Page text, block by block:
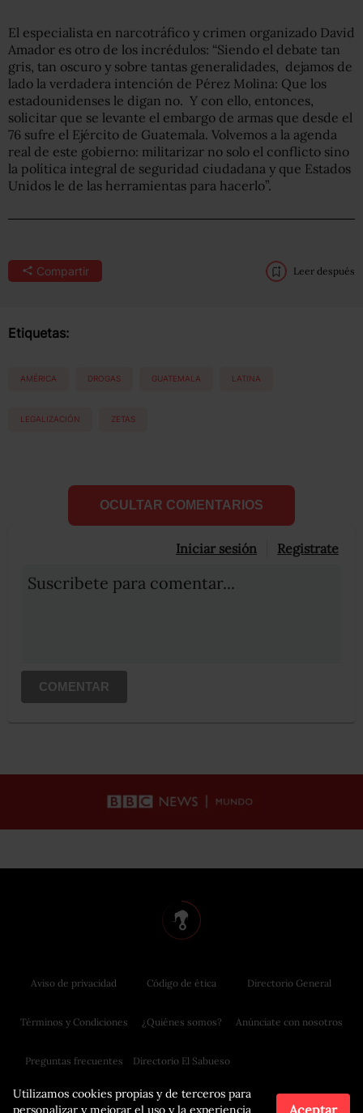
El especialista en narcotráfico y crimen organizado David
Amador es otro de los incrédulos: “Siendo el debate tan
gris, tan oscuro y sobre tantas generalidades, dejamos de
lado la verdadera intención de Pérez Molina: Que los
estadounidenses le digan no. Y con ello, entonces,
solicitar que se levante el embargo de armas que desde el
76 sufre el Ejército de Guatemala. Volvemos a la agenda
real de este gobierno: militarizar no solo el conflicto sino
la política integral de seguridad ciudadana y que Estados
Unidos le de las herramientas para hacerlo”.
Compartir Leer después
Etiquetas:
AMÉRICA DROGAS GUATEMALA LATINA
LEGALIZACIÓN ZETAS
OCULTAR COMENTARIOS
Iniciar sesión Registrate
Suscribete para comentar...
COMENTAR
Utilizamos cookies propias y de terceros para
personalizar y mejorar el uso y la experiencia
Aceptar
Aviso de privacidad
Términos y Condiciones
Preguntas frecuentes
Código de ética
¿Quiénes somos?
Directorio El Sabueso
Directorio General
Anúnciate con nosotros